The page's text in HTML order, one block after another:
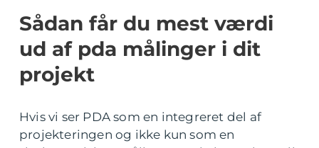
Sådan får du mest værdi
ud af pda målinger i dit
projekt
Hvis vi ser PDA som en integreret del af
projekteringen og ikke kun som en